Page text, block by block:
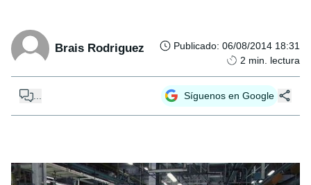
Brais Rodriguez Publicado: 06/08/2014 18:31
2 min. lectura
Síguenos en Google